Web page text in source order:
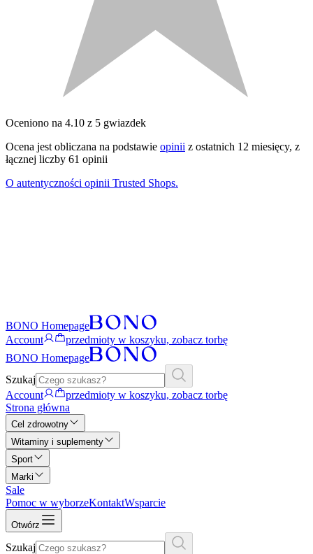
Oceniono na 4.10 z 5 gwiazdek
Ocena jest obliczana na podstawie opinii z ostatnich 12 miesięcy, z
łącznej liczby 61 opinii
O autentyczności opinii Trusted Shops.
BONO Homepage
Account
przedmioty w koszyku, zobacz torbę
BONO Homepage
Szukaj
Account
przedmioty w koszyku, zobacz torbę
Strona główna
Cel zdrowotny
Witaminy i suplementy
Sport
Marki
Sale
Pomoc w wyborzeKontaktWsparcie
Otwórz
Szukaj